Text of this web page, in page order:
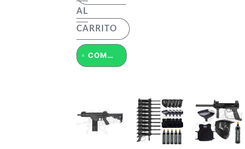
AL
CARRITO
COMPRAR POR WHATSAPP